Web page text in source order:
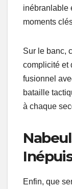
inébranlable
moments
Sur le banc,
complicité et
fusionnel
bataille
à chaque
Enfin, que